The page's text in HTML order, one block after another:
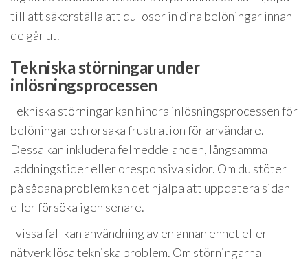
till att säkerställa att du löser in dina belöningar innan
de går ut.
Tekniska störningar under
inlösningsprocessen
Tekniska störningar kan hindra inlösningsprocessen för
belöningar och orsaka frustration för användare.
Dessa kan inkludera felmeddelanden, långsamma
laddningstider eller oresponsiva sidor. Om du stöter
på sådana problem kan det hjälpa att uppdatera sidan
eller försöka igen senare.
I vissa fall kan användning av en annan enhet eller
nätverk lösa tekniska problem. Om störningarna